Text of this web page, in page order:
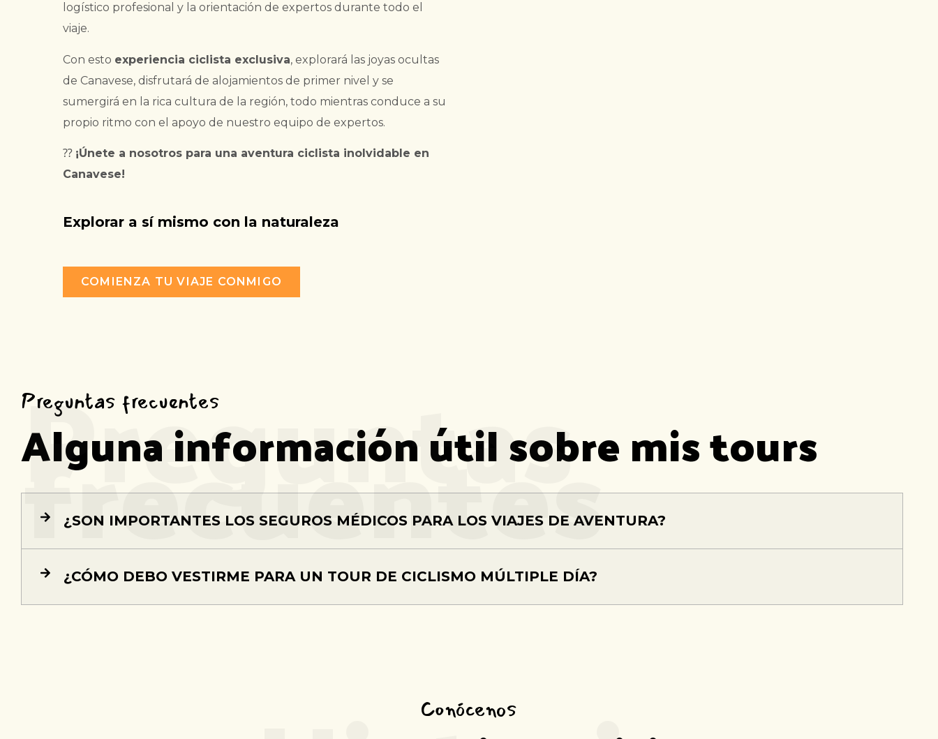
logístico profesional y la orientación de expertos durante todo el
viaje.
Con esto experiencia ciclista exclusiva, explorará las joyas ocultas
de Canavese, disfrutará de alojamientos de primer nivel y se
sumergirá en la rica cultura de la región, todo mientras conduce a su
propio ritmo con el apoyo de nuestro equipo de expertos.
⁇ ¡Únete a nosotros para una aventura ciclista inolvidable en
Canavese!
Explorar a sí mismo con la naturaleza
COMIENZA TU VIAJE CONMIGO
Preguntas frecuentes
Alguna información útil sobre mis tours
Preguntas
frecuentes
¿SON IMPORTANTES LOS SEGUROS MÉDICOS PARA LOS VIAJES DE AVENTURA?
¿CÓMO DEBO VESTIRME PARA UN TOUR DE CICLISMO MÚLTIPLE DÍA?
Conócenos